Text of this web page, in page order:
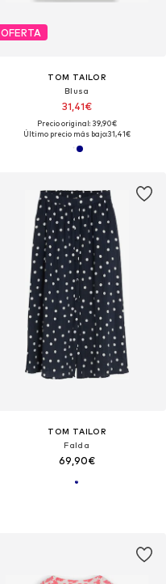
OFERTA
TOM TAILOR
Blusa
31,41€
Precio original: 39,90€
Último precio más bajo:31,41€
TOM TAILOR
Falda
69,90€